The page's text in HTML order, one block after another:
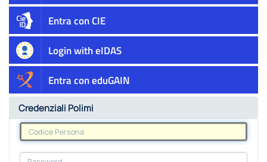
Entra con CIE
Login with eIDAS
Entra con eduGAIN
Credenziali Polimi